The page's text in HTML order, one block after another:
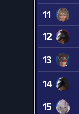
11
12
13
14
15